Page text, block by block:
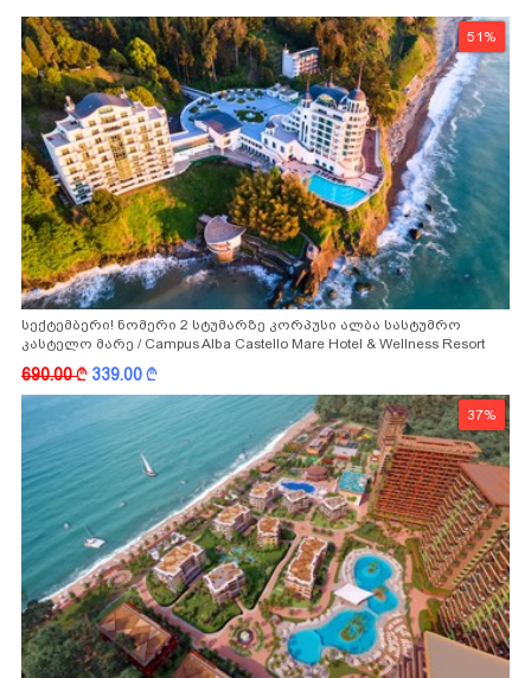
51%
სექტემბერი! ნომერი 2 სტუმარზე კორპუსი ალბა სასტუმრო
კასტელო მარე / Campus Alba Castello Mare Hotel & Wellness Resort
-სგან!
690.00k 339.00k
37%